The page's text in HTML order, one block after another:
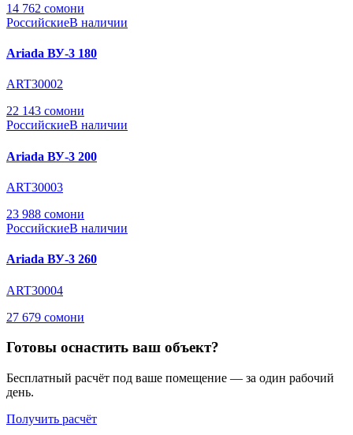
14 762 сомони
РоссийскиеВ наличии
Ariada ВУ-3 180
ART30002
22 143 сомони
РоссийскиеВ наличии
Ariada ВУ-3 200
ART30003
23 988 сомони
РоссийскиеВ наличии
Ariada ВУ-3 260
ART30004
27 679 сомони
Готовы оснастить ваш объект?
Бесплатный расчёт под ваше помещение — за один рабочий
день.
Получить расчёт